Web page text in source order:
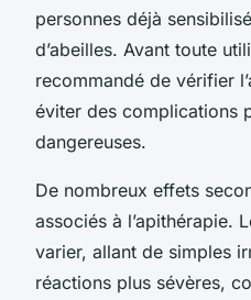
personnes déjà
d’abeilles. Avant toute
recommandé de vérifier
éviter des complications
dangereuses.
De nombreux effets
associés à l’apithérapie.
varier, allant de simples
réactions plus sévères,